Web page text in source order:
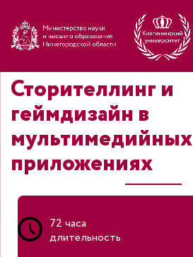
Сторителлинг и
геймдизайн в
мультимедийных
приложениях
72 часа
длительность